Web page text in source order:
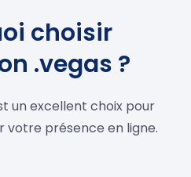
choisir
.vegas ?
un excellent choix pour
votre présence en ligne.